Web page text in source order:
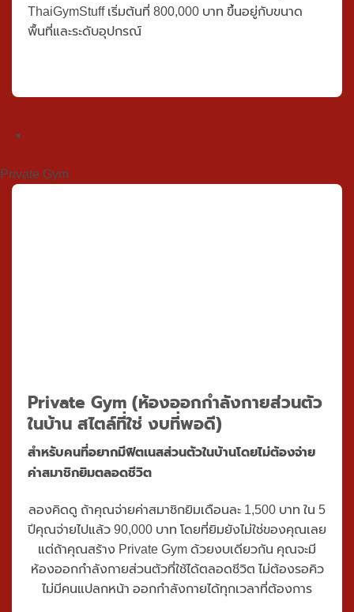
ThaiGymStuffเริ่มต้นที่ 800,000 บาท ขึ้นอยู่กับขนาด
พื้นที่และระดับอุปกรณ์
×
Private Gym
Private Gym (ห้องออกกำลังกายส่วนตัว
ในบ้าน สไตล์ที่ใช่ งบที่พอดี)
สำหรับคนที่อยากมีฟิตเนสส่วนตัวในบ้านโดยไม่ต้องจ่าย
ค่าสมาชิกยิมตลอดชีวิต
ลองคิดดู ถ้าคุณจ่ายค่าสมาชิกยิมเดือนละ 1,500 บาท ใน 5
ปีคุณจ่ายไปแล้ว 90,000 บาท โดยที่ยิมยังไม่ใช่ของคุณเลย
แต่ถ้าคุณสร้าง Private Gym ด้วยงบเดียวกัน คุณจะมี
ห้องออกกำลังกายส่วนตัวที่ใช้ได้ตลอดชีวิต ไม่ต้องรอคิว
ไม่มีคนแปลกหน้า ออกกำลังกายได้ทุกเวลาที่ต้องการ